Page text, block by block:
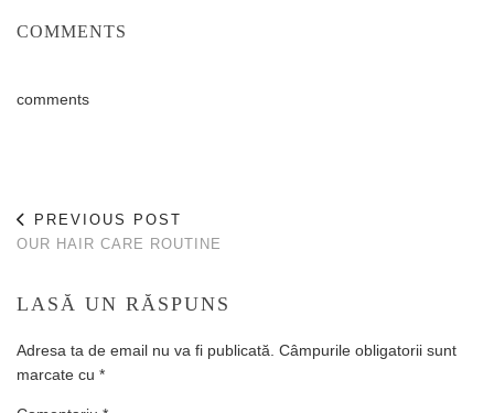
COMMENTS
comments
PREVIOUS POST
OUR HAIR CARE ROUTINE
LASĂ UN RĂSPUNS
Adresa ta de email nu va fi publicată. Câmpurile obligatorii sunt
marcate cu *